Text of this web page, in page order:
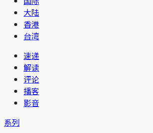
大陆
香港
台湾
速递
解读
评论
播客
影音
系列